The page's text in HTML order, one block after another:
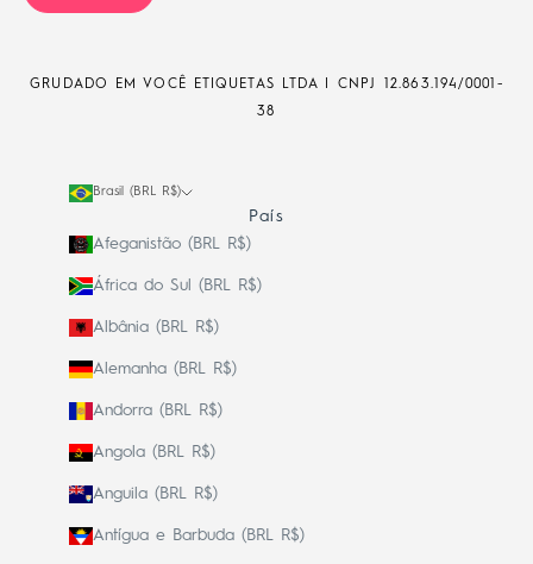
GRUDADO EM VOCÊ ETIQUETAS LTDA | CNPJ
12.863.194/0001-
38
Brasil (BRL R$)
País
Afeganistão (BRL R$)
África do Sul (BRL R$)
Albânia (BRL R$)
Alemanha (BRL R$)
Andorra (BRL R$)
Angola (BRL R$)
Anguila (BRL R$)
Antígua e Barbuda (BRL R$)